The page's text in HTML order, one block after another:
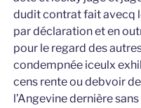
dudit contrat fait avecq
par déclaration et en
pour le regard des
condempnée iceulx
cens rente ou debvoir
l’Angevine dernière